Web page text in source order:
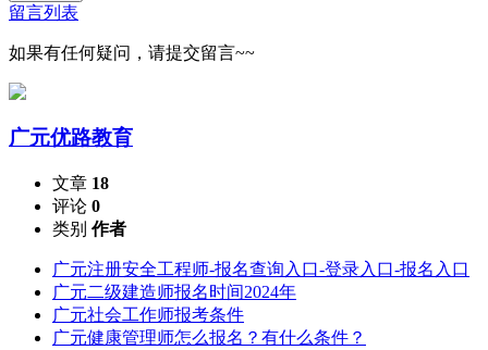
留言列表
如果有任何疑问，请提交留言~~
广元优路教育
文章 18
评论 0
类别 作者
广元注册安全工程师-报名查询入口-登录入口-报名入口
广元二级建造师报名时间2024年
广元社会工作师报考条件
广元健康管理师怎么报名？有什么条件？